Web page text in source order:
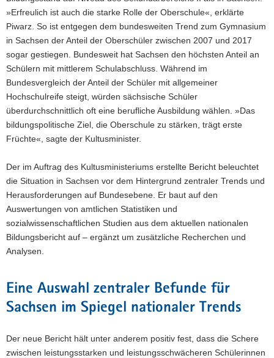
»Erfreulich ist auch die starke Rolle der Oberschule«, erklärte
Piwarz. So ist entgegen dem bundesweiten Trend zum Gymnasium
in Sachsen der Anteil der Oberschüler zwischen 2007 und 2017
sogar gestiegen. Bundesweit hat Sachsen den höchsten Anteil an
Schülern mit mittlerem Schulabschluss. Während im
Bundesvergleich der Anteil der Schüler mit allgemeiner
Hochschulreife steigt, würden sächsische Schüler
überdurchschnittlich oft eine berufliche Ausbildung wählen. »Das
bildungspolitische Ziel, die Oberschule zu stärken, trägt erste
Früchte«, sagte der Kultusminister.
Der im Auftrag des Kultusministeriums erstellte Bericht beleuchtet
die Situation in Sachsen vor dem Hintergrund zentraler Trends und
Herausforderungen auf Bundesebene. Er baut auf den
Auswertungen von amtlichen Statistiken und
sozialwissenschaftlichen Studien aus dem aktuellen nationalen
Bildungsbericht auf – ergänzt um zusätzliche Recherchen und
Analysen.
Eine Auswahl zentraler Befunde für
Sachsen im Spiegel nationaler Trends
Der neue Bericht hält unter anderem positiv fest, dass die Schere
zwischen leistungsstarken und leistungsschwächeren Schülerinnen